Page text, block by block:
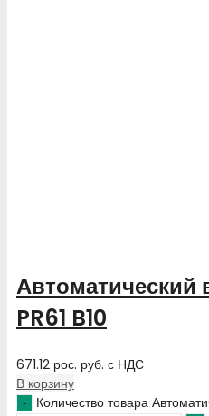
Автоматический
PR61 B10
671.12 рос. руб. с НДС
В корзину
Количество товара